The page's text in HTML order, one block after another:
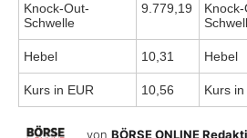
Knock-Out-
Schwelle
9.779,19
Knock-
Hebel 10,31 Hebel
Kurs in EUR 10,56 Kurs
von BÖRSE ONLINE